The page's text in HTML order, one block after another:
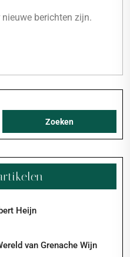
berichten zijn.
Zoeken
Heijn
van Grenache Wijn